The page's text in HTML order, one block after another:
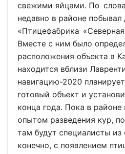
свежими яйцами. По
недавно в районе
«Птицефабрика
Вместе с ним было
расположения объекта в
находится вблизи
навигацию-2020
готовый объект и
конца года. Пока в районе
опытом разведения кур,
там будут специалисты из
конечно, с появлением